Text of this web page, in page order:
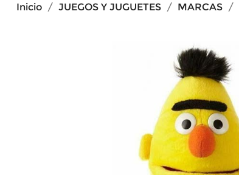
Inicio
JUEGOS Y JUGUETES MARCAS